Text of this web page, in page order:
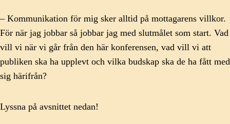
– Kommunikation för mig sker alltid på mottagarens villkor.
För när jag jobbar så jobbar jag med slutmålet som start. Vad
vill vi när vi går från den här konferensen, vad vill vi att
publiken ska ha upplevt och vilka budskap ska de ha fått med
sig härifrån?
Lyssna på avsnittet nedan!